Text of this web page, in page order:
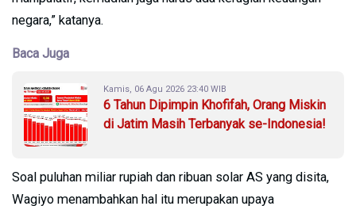
negara,” katanya.
Baca Juga
Kamis, 06 Agu 2026 23:40 WIB
6 Tahun Dipimpin Khofifah, Orang Miskin
di Jatim Masih Terbanyak se-Indonesia!
Soal puluhan miliar rupiah dan ribuan solar AS yang disita,
Wagiyo menambahkan hal itu merupakan upaya